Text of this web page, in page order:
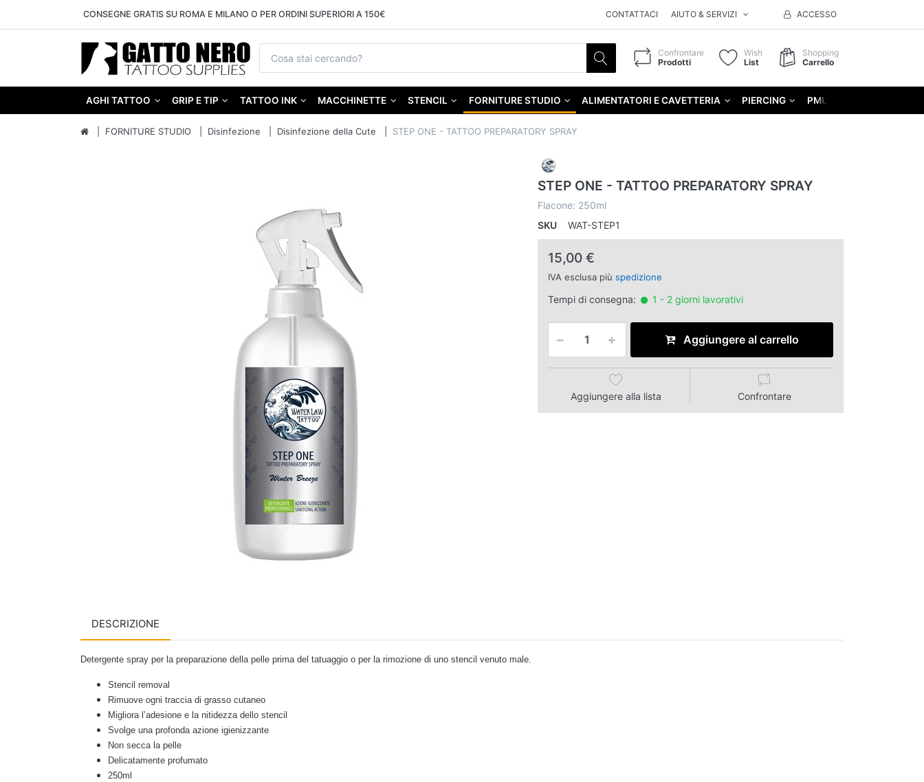
CONSEGNE GRATIS SU ROMA E MILANO O PER ORDINI SUPERIORI A 150€ CONTATTACI AIUTO & SERVIZI ACCESSO
Confrontare
Prodotti
Wish
List
Shopping
Carrello
AGHI TATTOO GRIP E TIP TATTOO INK MACCHINETTE STENCIL FORNITURE STUDIO ALIMENTATORI E CAVETTERIA PIERCING PMU
FORNITURE STUDIO Disinfezione Disinfezione della Cute STEP ONE - TATTOO PREPARATORY SPRAY
STEP ONE - TATTOO PREPARATORY SPRAY
Flacone: 250ml
SKU
WAT-STEP1
15,00 €
IVA esclusa più spedizione
Tempi di consegna: 1 - 2 giorni lavorativi
Aggiungere al carrello
Aggiungere alla lista Confrontare
DESCRIZIONE
Detergente spray per la preparazione della pelle prima del tatuaggio o per la rimozione di uno stencil venuto male.
Stencil removal
Rimuove ogni traccia di grasso cutaneo
Migliora l’adesione e la nitidezza dello stencil
Svolge una profonda azione igienizzante
Non secca la pelle
Delicatamente profumato
250ml